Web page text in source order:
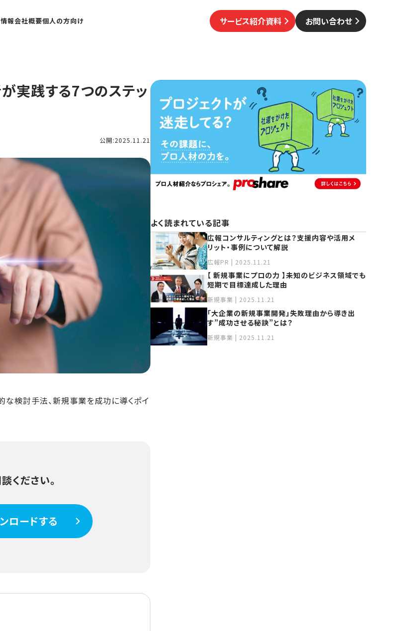
報会社概要個人の方向け サービス紹介資料 お問い合わせ
実践する7つのステッ
公開:2025.11.21
検討手法、新規事業を成功に導くポイ
ください。
ロードする
よく読まれている記事
広報コンサルティングとは？⽀援内容や活⽤メ
リット‧事例について解説
広報PR | 2025.11.21
【 新規事業にプロの力 】未知のビジネス領域でも
短期で目標達成した理由
新規事業 | 2025.11.21
「大企業の新規事業開発」失敗理由から導き出
す”成功させる秘訣”とは？
新規事業 | 2025.11.21